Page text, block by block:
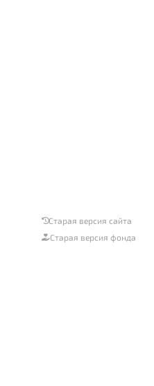
Старая версия сайта
Старая версия фонда